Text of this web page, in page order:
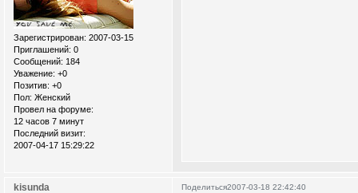
Зарегистрирован: 2007-03-15
Приглашений: 0
Сообщений: 184
Уважение: +0
Позитив: +0
Пол: Женский
Провел на форуме:
12 часов 7 минут
Последний визит:
2007-04-17 15:29:22
Поделиться2007-03-18 22:42:40
kisunda